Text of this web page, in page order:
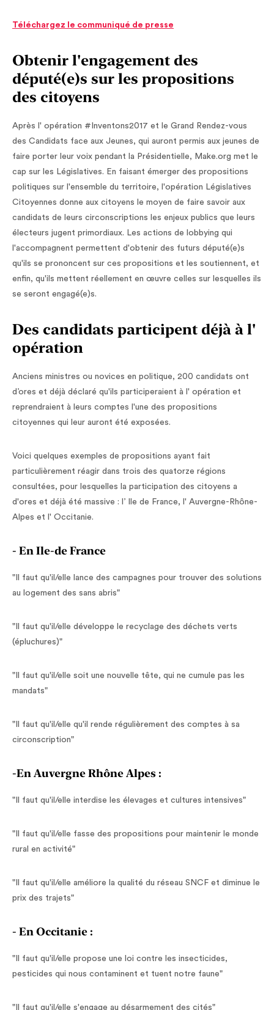
Téléchargez le communiqué de presse
Obtenir l'engagement des
député(e)s sur les propositions
des citoyens
Après l' opération #Inventons2017 et le Grand Rendez-vous
des Candidats face aux Jeunes, qui auront permis aux jeunes de
faire porter leur voix pendant la Présidentielle, Make.org met le
cap sur les Législatives. En faisant émerger des propositions
politiques sur l'ensemble du territoire, l'opération Législatives
Citoyennes donne aux citoyens le moyen de faire savoir aux
candidats de leurs circonscriptions les enjeux publics que leurs
électeurs jugent primordiaux. Les actions de lobbying qui
l'accompagnent permettent d'obtenir des futurs député(e)s
qu'ils se prononcent sur ces propositions et les soutiennent, et
enfin, qu'ils mettent réellement en œuvre celles sur lesquelles ils
se seront engagé(e)s.
Des candidats participent déjà à l'
opération
Anciens ministres ou novices en politique, 200 candidats ont
d’ores et déjà déclaré qu'ils participeraient à l' opération et
reprendraient à leurs comptes l'une des propositions
citoyennes qui leur auront été exposées.
Voici quelques exemples de propositions ayant fait
particulièrement réagir dans trois des quatorze régions
consultées, pour lesquelles la participation des citoyens a
d'ores et déjà été massive : l’ Ile de France, l' Auvergne-Rhône-
Alpes et l' Occitanie.
- En Ile-de France
"Il faut qu'il/elle lance des campagnes pour trouver des solutions
au logement des sans abris"
"Il faut qu'il/elle développe le recyclage des déchets verts
(épluchures)"
"Il faut qu'il/elle soit une nouvelle tête, qui ne cumule pas les
mandats"
"Il faut qu'il/elle qu'il rende régulièrement des comptes à sa
circonscription"
-En Auvergne Rhône Alpes :
"Il faut qu'il/elle interdise les élevages et cultures intensives"
"Il faut qu'il/elle fasse des propositions pour maintenir le monde
rural en activité"
"Il faut qu'il/elle améliore la qualité du réseau SNCF et diminue le
prix des trajets"
- En Occitanie :
"Il faut qu'il/elle propose une loi contre les insecticides,
pesticides qui nous contaminent et tuent notre faune"
"Il faut qu'il/elle s'engage au désarmement des cités"